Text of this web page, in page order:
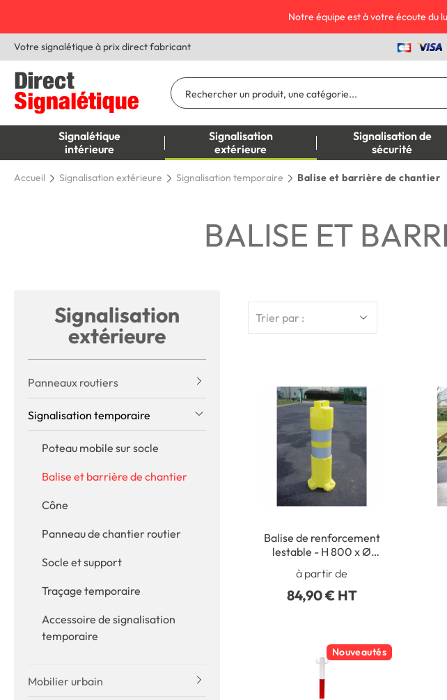
Notre équipe est à votre écoute du
Votre signalétique à prix direct fabricant
Signalétique
intérieure
Signalisation
extérieure
Signalisation de
sécurité
Accueil Signalisation extérieure Signalisation temporaire Balise et barrière de chantier
BALISE ET
Signalisation
extérieure
Panneaux routiers
Signalisation temporaire
Poteau mobile sur socle
Balise et barrière de chantier
Cône
Panneau de chantier routier
Socle et support
Traçage temporaire
Accessoire de signalisation
temporaire
Mobilier urbain
Trier par :
Balise de renforcement
lestable - H 800 x Ø
200 mm
à partir de
84,90 € HT
Nouveautés